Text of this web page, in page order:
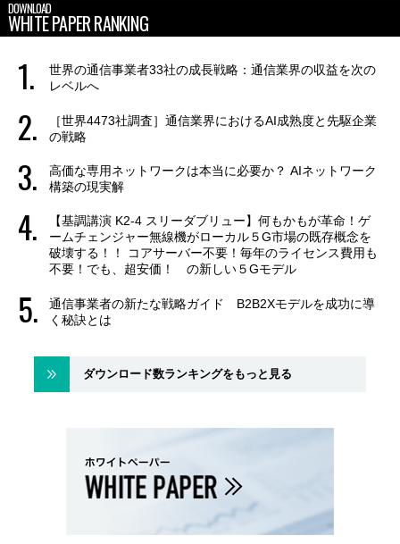
DOWNLOAD
WHITE PAPER RANKING
世界の通信事業者33社の成長戦略：通信業界の収益を次の
レベルへ
［世界4473社調査］通信業界におけるAI成熟度と先駆企業
の戦略
高価な専用ネットワークは本当に必要か？ AIネットワーク
構築の現実解
【基調講演 K2-4 スリーダブリュー】何もかもが革命！ゲ
ームチェンジャー無線機がローカル５G市場の既存概念を
破壊する！！ コアサーバー不要！毎年のライセンス費用も
不要！でも、超安価！ の新しい５Gモデル
通信事業者の新たな戦略ガイド B2B2Xモデルを成功に導
く秘訣とは
ダウンロード数ランキングをもっと見る